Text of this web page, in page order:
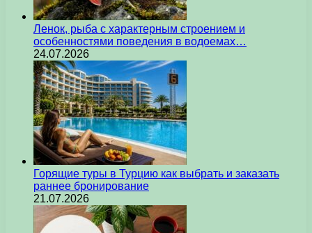
Ленок, рыба с характерным строением и
особенностями поведения в водоемах…
24.07.2026
Горящие туры в Турцию как выбрать и заказать
раннее бронирование
21.07.2026